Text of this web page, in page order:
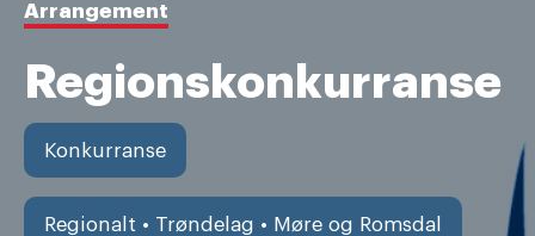
Arrangement
Regionskonkurranse
Konkurranse
Regionalt • Trøndelag • Møre og Romsdal